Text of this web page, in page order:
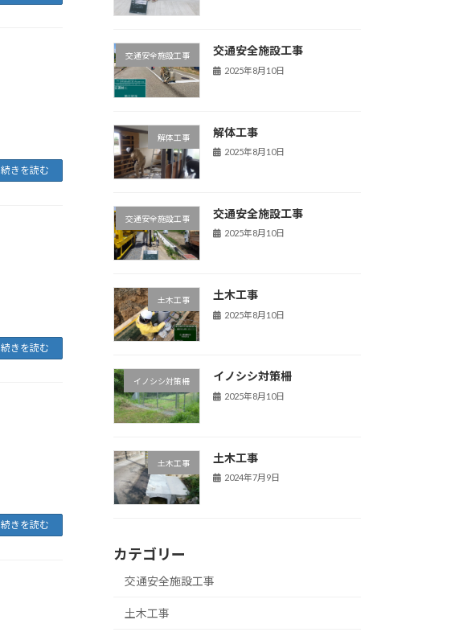
続きを読む
続きを読む
続きを読む
交通安全施設工事 交通安全施設工事
2025年8月10日
解体工事 解体工事
2025年8月10日
交通安全施設工事 交通安全施設工事
2025年8月10日
土木工事 土木工事
2025年8月10日
イノシシ対策柵 イノシシ対策柵
2025年8月10日
土木工事 土木工事
2024年7月9日
カテゴリー
交通安全施設工事
土木工事